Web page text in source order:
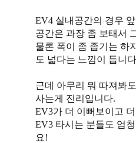
EV4 실내공간의 경우
공간은 과장 좀 보태서
물론 폭이 좀 좁기는 하
도 넓다는 느낌이 듭니
근데 아무리 뭐 따져봐
사는게 진리입니다.
EV3가 더 이뻐보이고
EV3 타시는 분들도 엄
요!